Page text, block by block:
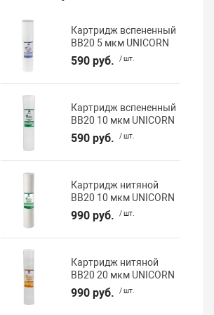
Картридж вспененный
BB20 5 мкм UNICORN
590 руб. / шт.
Картридж вспененный
BB20 10 мкм UNICORN
590 руб. / шт.
Картридж нитяной
BB20 10 мкм UNICORN
990 руб. / шт.
Картридж нитяной
BB20 20 мкм UNICORN
990 руб. / шт.